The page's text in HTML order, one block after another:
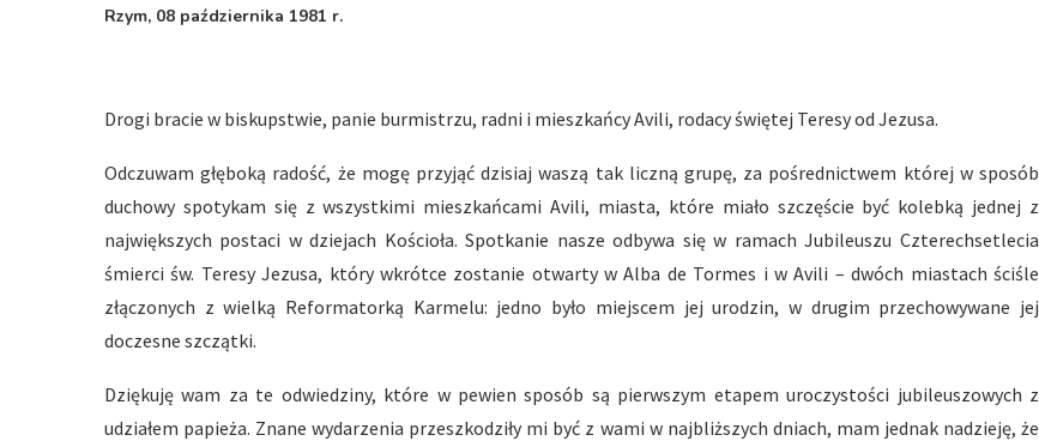
Rzym, 08 października 1981 r.
Drogi bracie w biskupstwie, panie burmistrzu, radni i mieszkańcy Avili, rodacy świętej Teresy od Jezusa.
Odczuwam głęboką radość, że mogę przyjąć dzisiaj waszą tak liczną grupę, za pośrednictwem której w sposób
duchowy spotykam się z wszystkimi mieszkańcami Avili, miasta, które miało szczęście być kolebką jednej z
największych postaci w dziejach Kościoła. Spotkanie nasze odbywa się w ramach Jubileuszu Czterechsetlecia
śmierci św. Teresy Jezusa, który wkrótce zostanie otwarty w Alba de Tormes i w Avili – dwóch miastach ściśle
złączonych z wielką Reformatorką Karmelu: jedno było miejscem jej urodzin, w drugim przechowywane jej
doczesne szczątki.
Dziękuję wam za te odwiedziny, które w pewien sposób są pierwszym etapem uroczystości jubileuszowych z
udziałem papieża. Znane wydarzenia przeszkodziły mi być z wami w najbliższych dniach, mam jednak nadzieję, że